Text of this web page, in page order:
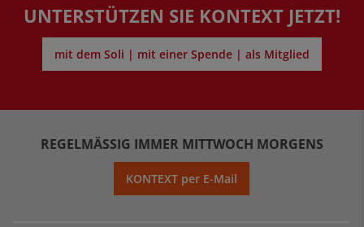
UNTERSTÜTZEN SIE KONTEXT JETZT!
mit dem Soli | mit einer Spende | als Mitglied
REGELMÄSSIG IMMER MITTWOCH MORGENS
KONTEXT per E-Mail